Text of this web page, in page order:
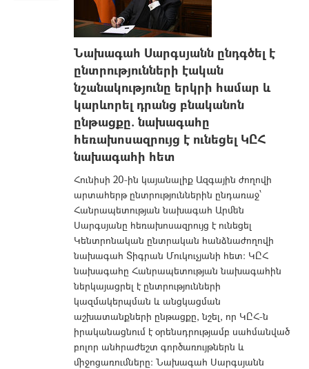
Նախագահ Սարգսյանն ընդգծել է
ընտրությունների էական
նշանակությունը երկրի համար և
կարևորել դրանց բնականոն
ընթացքը. նախագահը
հեռախոսազրույց է ունեցել ԿԸՀ
նախագահի հետ
Հունիսի 20-ին կայանալիք Ազգային ժողովի
արտահերթ ընտրություններին ընդառաջ՝
Հանրապետության նախագահ Արմեն
Սարգսյանը հեռախոսազրույց է ունեցել
Կենտրոնական ընտրական հանձնաժողովի
նախագահ Տիգրան Մուկուչյանի հետ: ԿԸՀ
նախագահը Հանրապետության նախագահին
ներկայացրել է ընտրությունների
կազմակերպման և անցկացման
աշխատանքների ընթացքը, նշել, որ ԿԸՀ-ն
իրականացնում է օրենսդրությամբ սահմանված
բոլոր անհրաժեշտ գործառույթներն և
միջոցառումները: Նախագահ Սարգսյանն